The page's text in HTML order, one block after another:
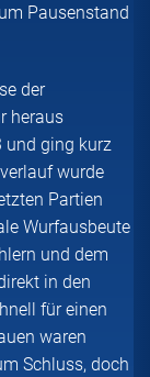
Pausenstand
der
heraus
und ging kurz
wurde
Partien
Wurfausbeute
und dem
in den
für einen
waren
Schluss, doch